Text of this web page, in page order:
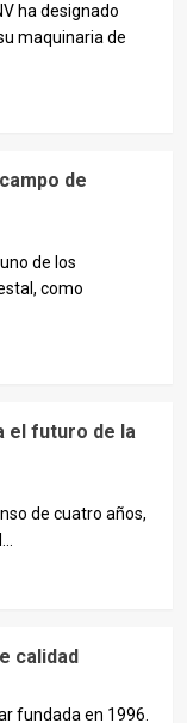
ha designado
maquinaria de
de
de los
como
el futuro de la
de cuatro años,
calidad
fundada en 1996.